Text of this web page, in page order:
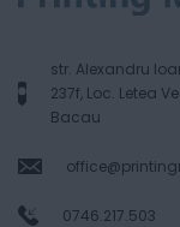
str. Alexandru
237f, Loc. Letea
Bacau
0746.217.503